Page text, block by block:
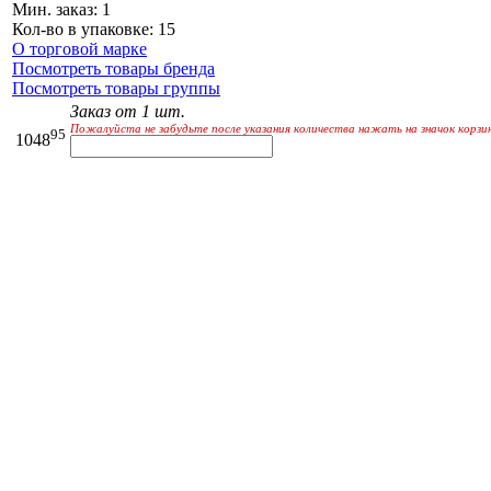
Мин. заказ: 1
Кол-во в упаковке: 15
О торговой марке
Посмотреть товары бренда
Посмотреть товары группы
104895
Заказ от 1 шт.
Пожалуйста не забудьте после указания количества нажать на значок